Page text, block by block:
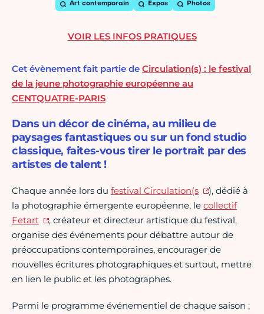
Art contemporain Expos Photos
Cet évènement fait partie de Circulation(s) : le festival
de la jeune photographie européenne au
CENTQUATRE-PARIS
Dans un décor de cinéma, au milieu de
paysages fantastiques ou sur un fond studio
classique, faites-vous tirer le portrait par des
artistes de talent !
Chaque année lors du festival Circulation(s
), dédié à
la photographie émergente européenne, le collectif
Fetart
, créateur et directeur artistique du festival,
organise des événements pour débattre autour de
préoccupations contemporaines, encourager de
nouvelles écritures photographiques et surtout, mettre
en lien le public et les photographes.
Parmi le programme événementiel de chaque saison :
VOIR LES INFOS PRATIQUES